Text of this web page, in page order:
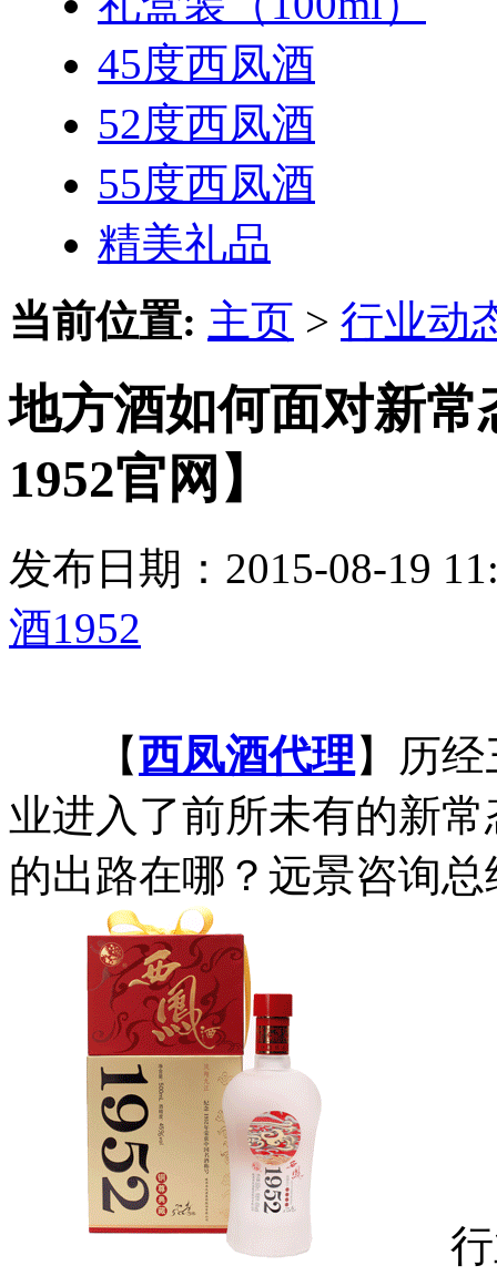
45度西凤酒
52度西凤酒
55度西凤酒
精美礼品
当前位置: 主页 > 行业动
地方酒如何面对新
1952官网】
发布日期：2015-08-19
酒1952
【西凤酒代理 】历
业进入了前所未有的新
的出路在哪？远景咨询
行